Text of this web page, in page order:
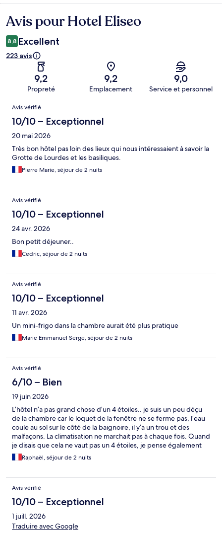
Avis
Avis pour Hotel Eliseo
8,8 Excellent
223 avis
9,2
Propreté
9,2
Emplacement
9,0
Service et personnel
Avis
Avis vérifié
10/10 – Exceptionnel
20 mai 2026
Très bon hôtel pas loin des lieux qui nous intéressaient à savoir la
Grotte de Lourdes et les basiliques.
Pierre Marie, séjour de 2 nuits
Avis vérifié
10/10 – Exceptionnel
24 avr. 2026
Bon petit déjeuner..
Cedric, séjour de 2 nuits
Avis vérifié
10/10 – Exceptionnel
11 avr. 2026
Un mini-frigo dans la chambre aurait été plus pratique
Marie Emmanuel Serge, séjour de 2 nuits
Avis vérifié
6/10 – Bien
19 juin 2026
L’hôtel n’a pas grand chose d’un 4 étoiles.. je suis un peu déçu
de la chambre car le loquet de la fenêtre ne se ferme pas, l’eau
coule au sol sur le côté de la baignoire, il y’a un trou et des
malfaçons. La climatisation ne marchait pas à chaque fois. Quand
je disais que cela ne vaut pas un 4 étoiles, je pense également
au petit déjeuner avec très peu de choix. Hormis ça, la literie est
bonne.
Raphaël, séjour de 2 nuits
Avis vérifié
10/10 – Exceptionnel
1 juill. 2026
Traduire avec Google